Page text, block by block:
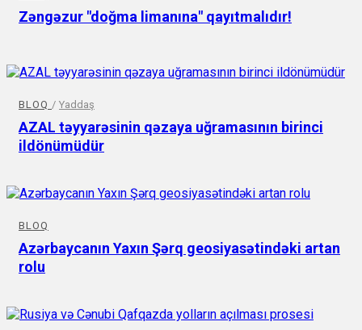
Zəngəzur "doğma limanına" qayıtmalıdır!
BLOQ / Yaddaş
AZAL təyyarəsinin qəzaya uğramasının birinci
ildönümüdür
BLOQ
Azərbaycanın Yaxın Şərq geosiyasətindəki artan
rolu